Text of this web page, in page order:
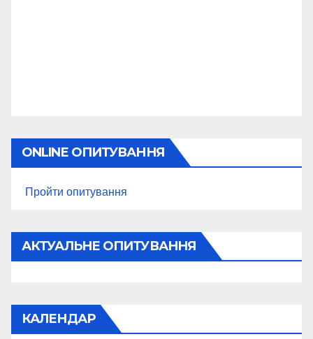
ONLINE ОПИТУВАННЯ
Пройти опитування
АКТУАЛЬНЕ ОПИТУВАННЯ
КАЛЕНДАР